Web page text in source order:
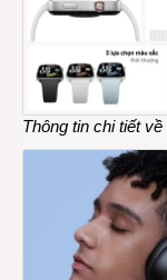
Thông tin chi tiết về